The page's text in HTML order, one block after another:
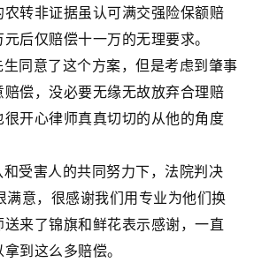
转非证据虽认可满交强险保额赔
后仅赔偿十一万的无理要求。
同意了这个方案，但是考虑到肇事
偿，没必要无缘无故放弃合理赔
开心律师真真切切的从他的角度
受害人的共同努力下，法院判决
满意，很感谢我们用专业为他们换
来了锦旗和鲜花表示感谢，一直
到这么多赔偿。